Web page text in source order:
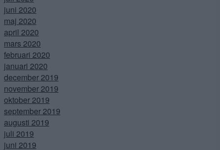
juni 2020
maj 2020
april 2020
mars 2020
februari 2020
januari 2020
december 2019
november 2019
oktober 2019
september 2019
augusti 2019
juli 2019
juni 2019